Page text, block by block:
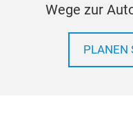
Wege zur
PLANEN